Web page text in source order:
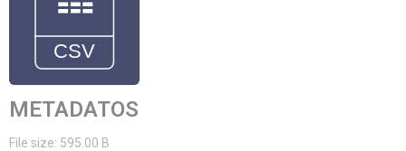
METADATOS
File size: 595.00 B